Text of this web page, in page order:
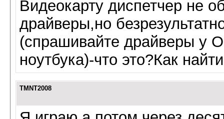
Видеокарту диспетчер не
драйверы,но
(спрашивайте драйверы у
ноутбука)-что это?Как
TMNT2008